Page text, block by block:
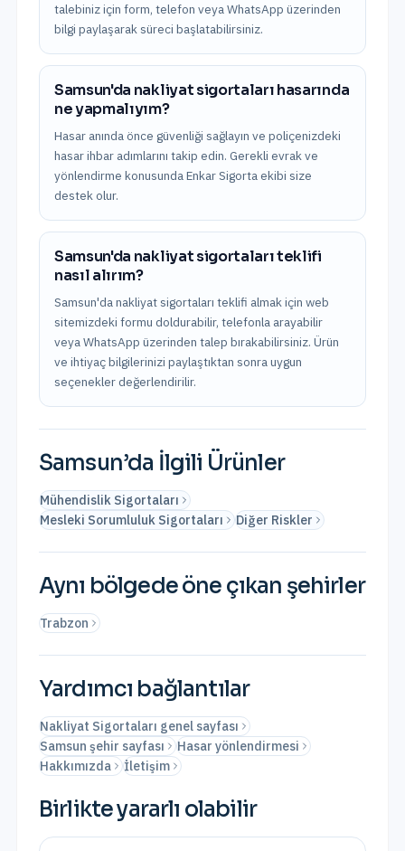
talebiniz için form, telefon veya WhatsApp üzerinden
bilgi paylaşarak süreci başlatabilirsiniz.
Samsun'da nakliyat sigortaları hasarında
ne yapmalıyım?
Hasar anında önce güvenliği sağlayın ve poliçenizdeki
hasar ihbar adımlarını takip edin. Gerekli evrak ve
yönlendirme konusunda Enkar Sigorta ekibi size
destek olur.
Samsun'da nakliyat sigortaları teklifi
nasıl alırım?
Samsun'da nakliyat sigortaları teklifi almak için web
sitemizdeki formu doldurabilir, telefonla arayabilir
veya WhatsApp üzerinden talep bırakabilirsiniz. Ürün
ve ihtiyaç bilgilerinizi paylaştıktan sonra uygun
seçenekler değerlendirilir.
Samsun’da İlgili Ürünler
Mühendislik Sigortaları
Mesleki Sorumluluk Sigortaları
Diğer Riskler
Aynı bölgede öne çıkan şehirler
Trabzon
Yardımcı bağlantılar
Nakliyat Sigortaları genel sayfası
Samsun şehir sayfası
Hasar yönlendirmesi
Hakkımızda
İletişim
Birlikte yararlı olabilir